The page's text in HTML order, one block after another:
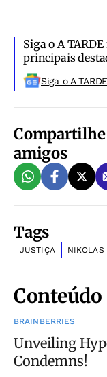
Siga o A
principais
Siga o A
Compartilhe
amigos
Tags
JUSTIÇA NIKOLAS